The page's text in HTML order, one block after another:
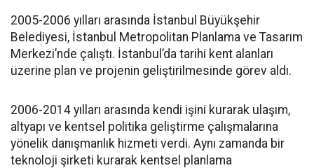
2005-2006 yılları arasında İstanbul Büyükşehir
Belediyesi, İstanbul Metropolitan Planlama ve Tasarım
Merkezi’nde çalıştı. İstanbul’da tarihi kent alanları
üzerine plan ve projenin geliştirilmesinde görev aldı.
2006-2014 yılları arasında kendi işini kurarak ulaşım,
altyapı ve kentsel politika geliştirme çalışmalarına
yönelik danışmanlık hizmeti verdi. Aynı zamanda bir
teknoloji şirketi kurarak kentsel planlama